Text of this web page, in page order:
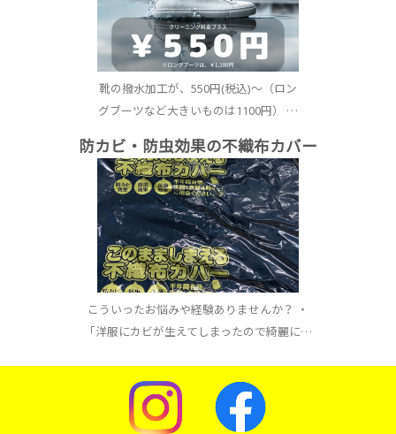
靴の撥水加工が、550円(税込)〜（ロン
グブーツなど大きいものは1100円） …
防カビ・防虫効果の不織布カバー
こういったお悩みや経験ありませんか？ ・
「洋服にカビが生えてしまったので綺麗に…